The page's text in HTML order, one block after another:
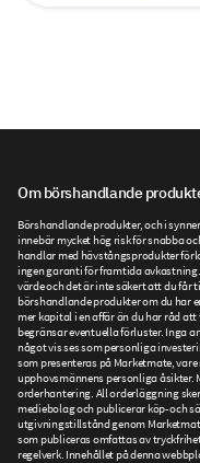
Om börshandlande
Börshandlande produkter, och i
innebär mycket hög risk för snabba
handlar med hävstångsprodukter
ingen garanti för framtida
värde och det är inte säkert att du får
börshandlande produkter om du har
mer kapital i en affär än du har råd
begränsar eventuella förluster. Inga
något vis ses som personliga
som presenteras på Marketmate,
upphovsmännens personliga åsikter.
orderhantering. All orderläggning
mediebolag och publicerar köp- och
utgivningstillstånd genom
som publiceras omfattas av
regelverk. Innehållet på denna